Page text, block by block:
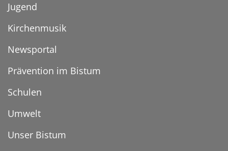
Jugend
Kirchenmusik
Newsportal
Prävention im Bistum
Schulen
Umwelt
Unser Bistum